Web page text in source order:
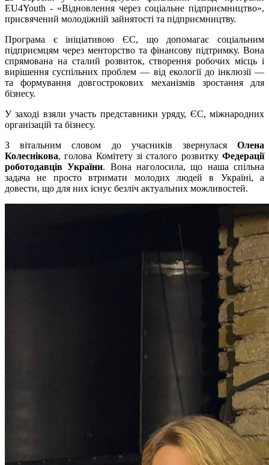
EU4Youth - «Відновлення через соціальне підприємництво»,
присвячений молодіжній зайнятості та підприємництву.
Програма є ініціативою ЄС, що допомагає соціальним
підприємцям через менторство та фінансову підтримку. Вона
спрямована на сталий розвиток, створення робочих місць і
вирішення суспільних проблем — від екології до інклюзії —
та формування довгострокових механізмів зростання для
бізнесу.
У заході взяли участь представники уряду, ЄС, міжнародних
організацій та бізнесу.
З вітальним словом до учасників звернулася Олена
Колеснікова, голова Комітету зі сталого розвитку Федерації
роботодавців України. Вона наголосила, що наша спільна
задача не просто втримати молодих людей в Україні, а
довести, що для них існує безліч актуальних можливостей.